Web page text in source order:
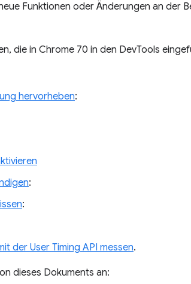
Funktionen oder Änderungen an der
die in Chrome 70 in den DevTools
hervorheben:
:
:
der User Timing API messen.
dieses Dokuments an: